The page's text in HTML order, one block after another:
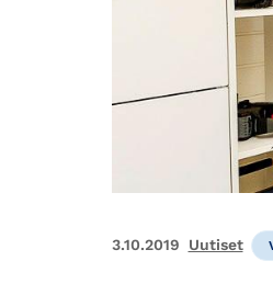
3.10.2019 Uutiset